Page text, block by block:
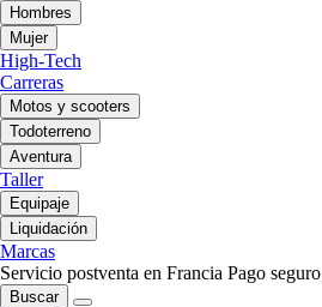
Hombres
Mujer
High-Tech
Carreras
Motos y scooters
Todoterreno
Aventura
Taller
Equipaje
Liquidación
Marcas
Servicio postventa en Francia Pago seguro
Buscar